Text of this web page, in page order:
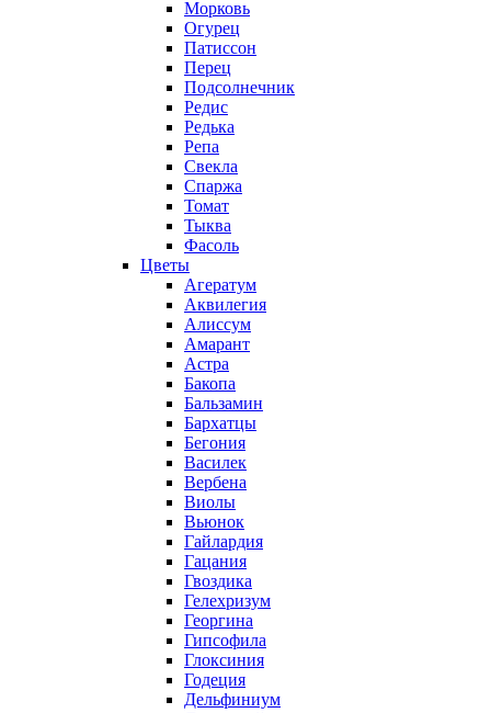
Морковь
Огурец
Патиссон
Перец
Подсолнечник
Редис
Редька
Репа
Свекла
Спаржа
Томат
Тыква
Фасоль
Цветы
Агератум
Аквилегия
Алиссум
Амарант
Астра
Бакопа
Бальзамин
Бархатцы
Бегония
Василек
Вербена
Виолы
Вьюнок
Гайлардия
Гацания
Гвоздика
Гелехризум
Георгина
Гипсофила
Глоксиния
Годеция
Дельфиниум